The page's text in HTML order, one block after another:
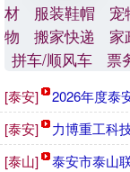
材
服装鞋帽 宠
物
搬家快递 家
拼车/顺风车
票
[泰安] 2026年度泰安
[泰安] 力博重工科
[泰山] 泰安市泰山